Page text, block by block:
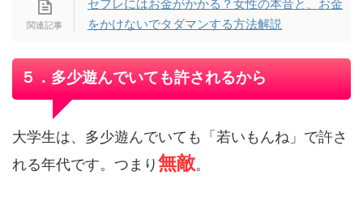
セフレにはお金がかかる？女性の本音と、お金
をかけないでタダマンする方法解説
５．多少遊んでいても許されるから
大学生は、多少遊んでいても「若いもんね」で許さ
れる年代です。つまり無敵。